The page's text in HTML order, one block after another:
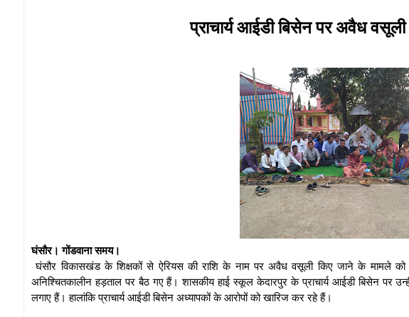
प्राचार्य आईडी बिसेन पर अवैध
घंसौर। गोंडवाना समय।
घंसौर विकासखंड के शिक्षकों से ऐरियस की राशि के नाम पर अवैध वसूली किए जाने के मामले
अनिश्चितकालीन हड़ताल पर बैठ गए हैं। शासकीय हाई स्कूल केदारपुर के प्राचार्य आईडी बिसेन
लगाए हैं। हालांकि प्राचार्य आईडी बिसेन अध्यापकों के आरोपों को खारिज कर रहे हैं।